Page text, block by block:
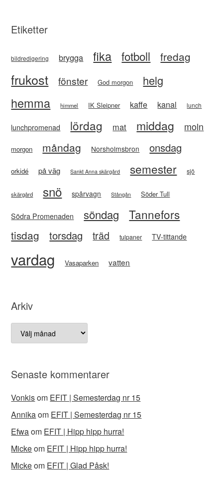
Etiketter
bildredigering brygga fika fotboll fredag
frukost fönster God morgon helg
hemma himmel IK Sleipner kaffe kanal lunch
lunchpromenad lördag mat middag moln
morgon måndag Norsholmsbron onsdag
orkidé på väg Sankt Anna skärgård semester sjö
skärgård snö spårvagn Stångån Söder Tull
Södra Promenaden söndag Tannefors
tisdag torsdag träd tulpaner TV-tittande
vardag Vasaparken vatten
Arkiv
Arkiv
Senaste kommentarer
Vonkisom EFIT | Semesterdag nr 15
Annikaom EFIT | Semesterdag nr 15
Efwaom EFIT | Hipp hipp hurra!
Mickeom EFIT | Hipp hipp hurra!
Mickeom EFIT | Glad Påsk!